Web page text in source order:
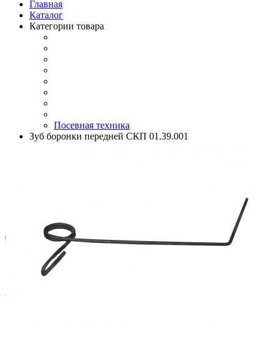
Главная
Каталог
Категории товара
Посевная техника
Зуб боронки передней СКП 01.39.001